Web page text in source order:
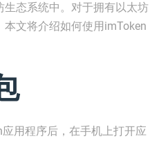
态系统中。对于拥有以太坊
文将介绍如何使用imToken
用程序后，在手机上打开应